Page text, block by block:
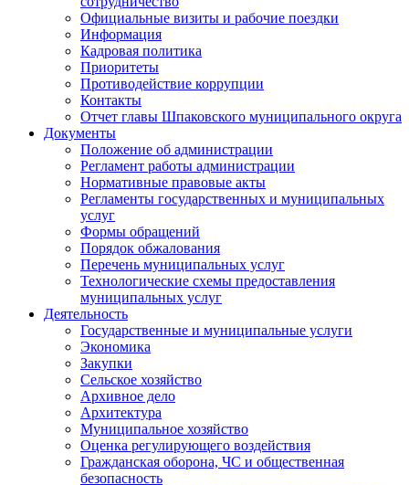
Официальные визиты и рабочие поездки
Информация
Кадровая политика
Приоритеты
Противодействие коррупции
Контакты
Отчет главы Шпаковского муниципального округа
Документы
Положение об администрации
Регламент работы администрации
Нормативные правовые акты
Регламенты государственных и муниципальных
услуг
Формы обращений
Порядок обжалования
Перечень муниципальных услуг
Технологические схемы предоставления
муниципальных услуг
Деятельность
Государственные и муниципальные услуги
Экономика
Закупки
Сельское хозяйство
Архивное дело
Архитектура
Муниципальное хозяйство
Оценка регулирующего воздействия
Гражданская оборона, ЧС и общественная
безопасность